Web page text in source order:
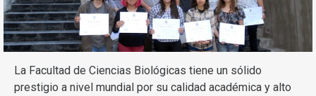
La Facultad de Ciencias Biológicas tiene un sólido
prestigio a nivel mundial por su calidad académica y alto